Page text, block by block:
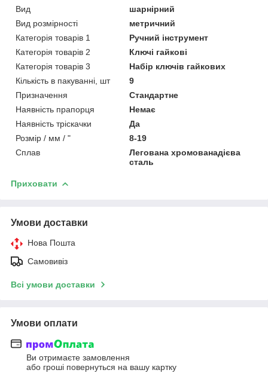
Вид
шарнірний
Вид розмірності
метричний
Категорія товарів 1
Ручний інструмент
Категорія товарів 2
Ключі гайкові
Категорія товарів 3
Набір ключів гайкових
Кількість в пакуванні, шт
9
Призначення
Стандартне
Наявність прапорця
Немає
Наявність тріскачки
Да
Розмір / мм / "
8-19
Сплав
Легована хромованадієва
сталь
Приховати
Умови доставки
Нова Пошта
Самовивіз
Всі умови доставки
Умови оплати
Ви отримаєте замовлення
або гроші повернуться на вашу картку